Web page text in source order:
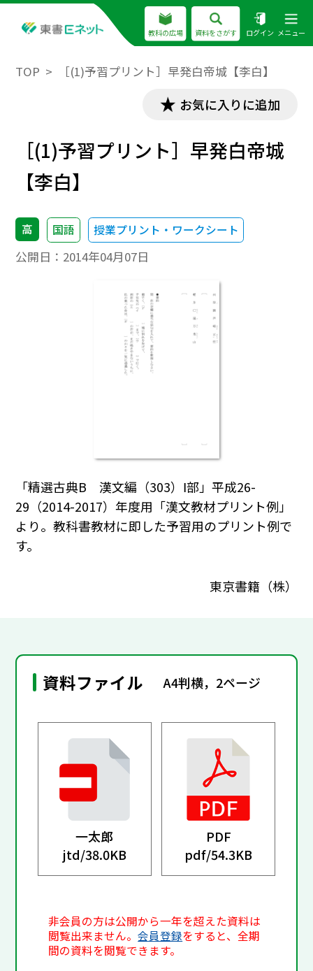
教科の広場 資料をさがす ログイン メニュー
TOP ［(1)予習プリント］早発白帝城【李白】
お気に入りに追加
［(1)予習プリント］早発白帝城
【李白】
高 国語 授業プリント・ワークシート
公開日： 2014年04月07日
「精選古典B 漢文編（303）Ⅰ部」平成26-
29（2014-2017）年度用「漢文教材プリント例」
より。教科書教材に即した予習用のプリント例で
す。
東京書籍（株）
資料ファイル A4判横，2ページ
一太郎
jtd/38.0KB
PDF
pdf/54.3KB
非会員の方は公開から一年を超えた資料は
閲覧出来ません。会員登録をすると、全期
間の資料を閲覧できます。